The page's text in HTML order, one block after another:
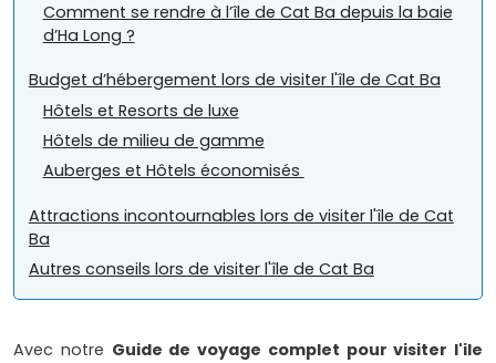
Comment se rendre à l’île de Cat Ba depuis la baie
d’Ha Long ?
Budget d’hébergement lors de visiter l'île de Cat Ba
Hôtels et Resorts de luxe
Hôtels de milieu de gamme
Auberges et Hôtels économisés
Attractions incontournables lors de visiter l'île de Cat
Ba
Autres conseils lors de visiter l'île de Cat Ba
Avec notre Guide de voyage complet pour visiter l'ile